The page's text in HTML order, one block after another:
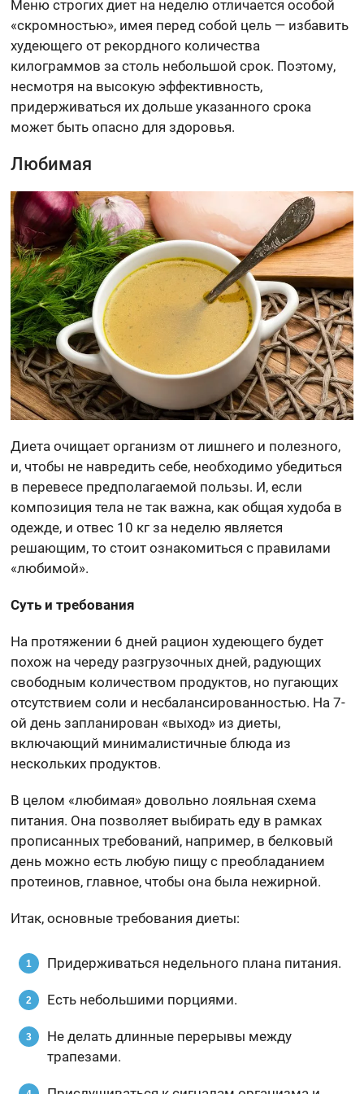
Меню строгих диет на неделю отличается особой
«скромностью», имея перед собой цель — избавить
худеющего от рекордного количества
килограммов за столь небольшой срок. Поэтому,
несмотря на высокую эффективность,
придерживаться их дольше указанного срока
может быть опасно для здоровья.
Любимая
Диета очищает организм от лишнего и полезного,
и, чтобы не навредить себе, необходимо убедиться
в перевесе предполагаемой пользы. И, если
композиция тела не так важна, как общая худоба в
одежде, и отвес 10 кг за неделю является
решающим, то стоит ознакомиться с правилами
«любимой».
Суть и требования
На протяжении 6 дней рацион худеющего будет
похож на череду разгрузочных дней, радующих
свободным количеством продуктов, но пугающих
отсутствием соли и несбалансированностью. На 7-
ой день запланирован «выход» из диеты,
включающий минималистичные блюда из
нескольких продуктов.
В целом «любимая» довольно лояльная схема
питания. Она позволяет выбирать еду в рамках
прописанных требований, например, в белковый
день можно есть любую пищу с преобладанием
протеинов, главное, чтобы она была нежирной.
Итак, основные требования диеты:
Придерживаться недельного плана питания.
Есть небольшими порциями.
Не делать длинные перерывы между
трапезами.